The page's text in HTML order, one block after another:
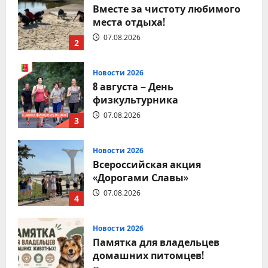
2
Вместе за чистоту любимого
места отдыха!
07.08.2026
3
Новости 2026
8 августа – День
физкультурника
07.08.2026
4
Новости 2026
Всероссийская акция
«Дорогами Славы»
07.08.2026
Новости 2026
Памятка для владельцев
домашних питомцев!